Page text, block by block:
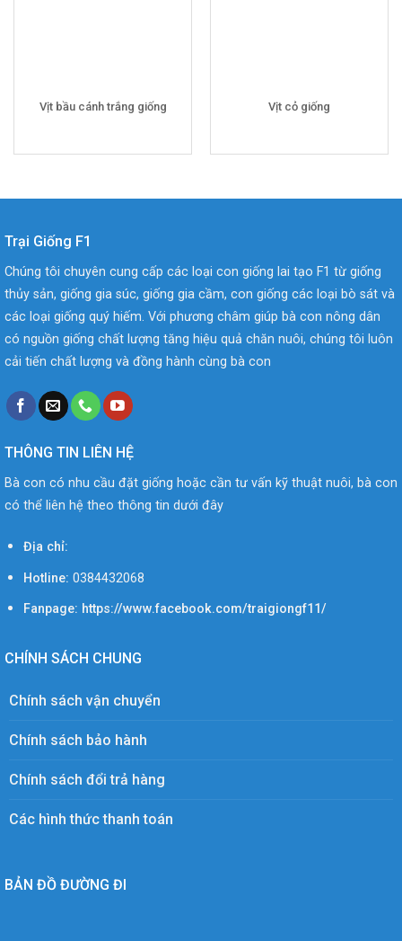
Vịt bầu cánh trắng giống Vịt cỏ giống
Trại Giống F1
Chúng tôi chuyên cung cấp các loại con giống lai tạo F1 từ giống
thủy sản, giống gia súc, giống gia cầm, con giống các loại bò sát và
các loại giống quý hiếm. Với phương châm giúp bà con nông dân
có nguồn giống chất lượng tăng hiệu quả chăn nuôi, chúng tôi luôn
cải tiến chất lượng và đồng hành cùng bà con
THÔNG TIN LIÊN HỆ
Bà con có nhu cầu đặt giống hoặc cần tư vấn kỹ thuật nuôi, bà con
có thể liên hệ theo thông tin dưới đây
Địa chỉ:
Hotline: 0384432068
Fanpage: https://www.facebook.com/traigiongf11/
CHÍNH SÁCH CHUNG
Chính sách vận chuyển
Chính sách bảo hành
Chính sách đổi trả hàng
Các hình thức thanh toán
BẢN ĐỒ ĐƯỜNG ĐI